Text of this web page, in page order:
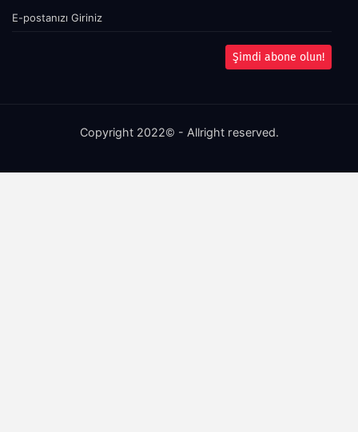
Şimdi abone olun!
Copyright 2022© - Allright reserved.